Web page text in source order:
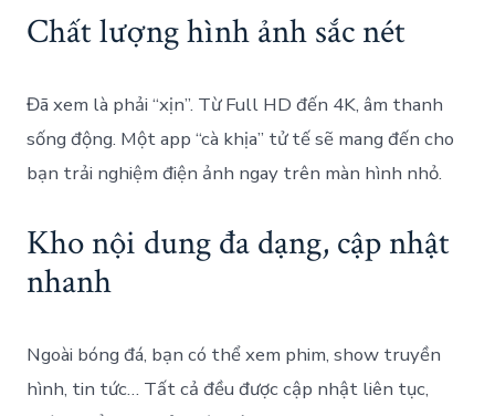
Chất lượng hình ảnh sắc nét
Đã xem là phải “xịn”. Từ Full HD đến 4K, âm thanh
sống động. Một app “cà khịa” tử tế sẽ mang đến cho
bạn trải nghiệm điện ảnh ngay trên màn hình nhỏ.
Kho nội dung đa dạng, cập nhật
nhanh
Ngoài bóng đá, bạn có thể xem phim, show truyền
hình, tin tức… Tất cả đều được cập nhật liên tục,